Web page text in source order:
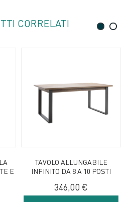
CORRELATI
E
TAVOLO ALLUNGABILE
INFINITO DA 8 A 10 POSTI
346,00 €